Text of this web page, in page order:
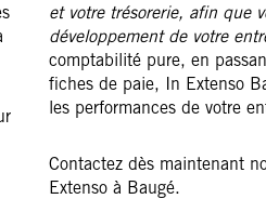
et votre trésorerie, afin que
développement de votre
comptabilité pure, en
fiches de paie, In Extenso
les performances de votre
Contactez dès maintenant
Extenso à Baugé.